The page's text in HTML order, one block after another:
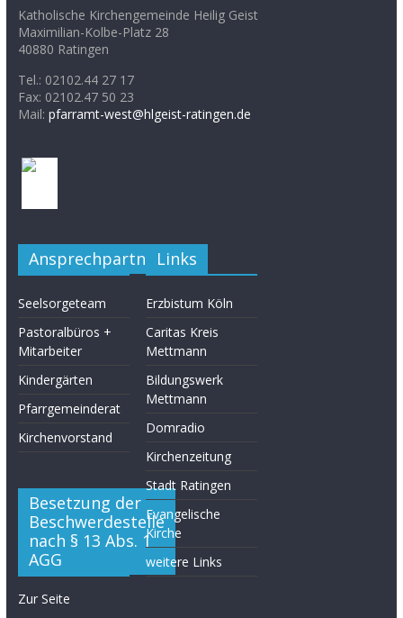
Katholische Kirchengemeinde Heilig Geist
Maximilian-Kolbe-Platz 28
40880 Ratingen
Tel.: 02102.44 27 17
Fax: 02102.47 50 23
Mail: pfarramt-west@hlgeist-ratingen.de
Ansprechpartner
Seelsorgeteam
Pastoralbüros +
Mitarbeiter
Kindergärten
Pfarrgemeinderat
Kirchenvorstand
Besetzung der
Beschwerdestelle
nach § 13 Abs. 1
AGG
Zur Seite
Links
Erzbistum Köln
Caritas Kreis
Mettmann
Bildungswerk
Mettmann
Domradio
Kirchenzeitung
Stadt Ratingen
Evangelische
Kirche
weitere Links